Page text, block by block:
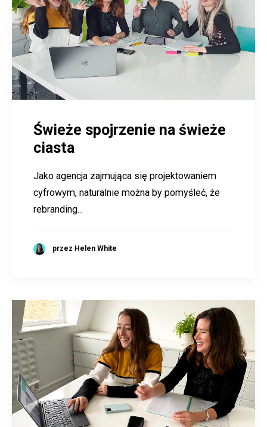
Świeże spojrzenie na świeże
ciasta
Jako agencja zajmująca się projektowaniem
cyfrowym, naturalnie można by pomyśleć, że
rebranding...
przez Helen White